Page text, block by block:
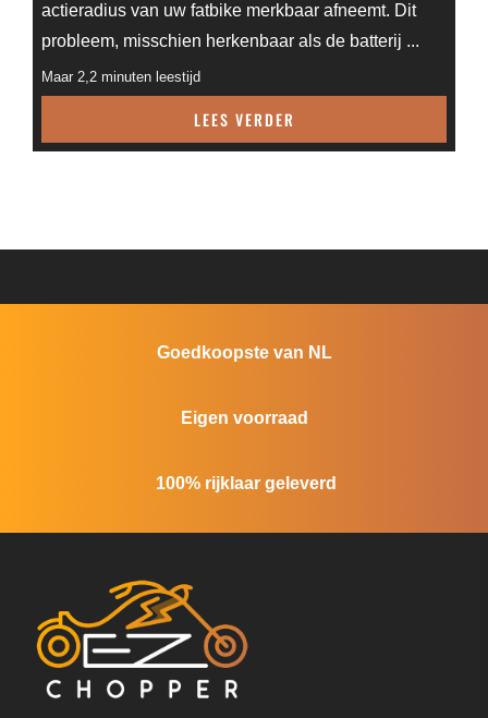
actieradius van uw fatbike merkbaar afneemt. Dit
probleem, misschien herkenbaar als de batterij ...
Maar 2,2 minuten leestijd
LEES VERDER
Goedkoopste van NL
Eigen voorraad
100% rijklaar geleverd